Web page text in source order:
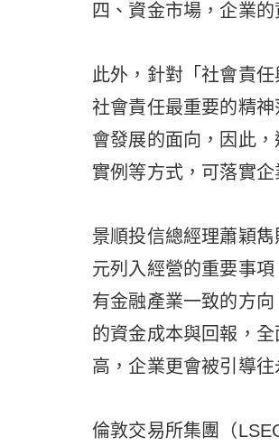
四、資金市場，企業
此外，針對「社會責
社會責任最重要的精
會發展的面向，因此
實例等方式，可落實企
景順投信總經理蕭穎
元列入經營的重要事
有金融產業一致的方
的資金成本與回報，
高，企業更會被引導往
倫敦交易所集團（